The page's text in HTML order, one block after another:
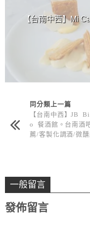
【台南中西】Mi
同分類上一篇
【台南中西】JB
o 餐酒館。台南酒
薦/客製化調酒/微醺
一般留言
發佈留言